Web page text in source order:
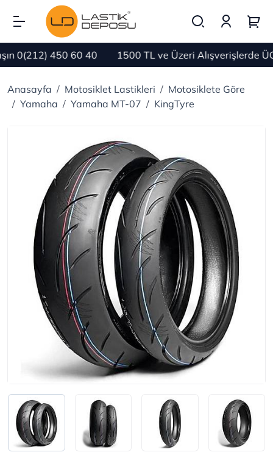
0(212) 450 60 40 1500 TL ve Üzeri Alışverişlerde
Anasayfa Motosiklet Lastikleri
Motosiklete Göre
Yamaha
Yamaha MT-07 KingTyre